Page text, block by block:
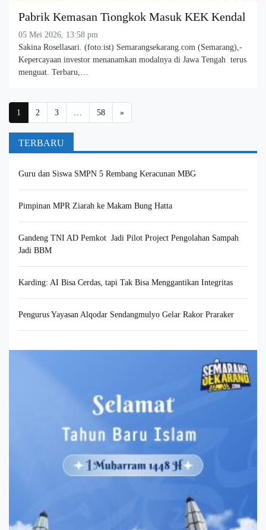
Pabrik Kemasan Tiongkok Masuk KEK Kendal
05 Mei 2026, 13:58 pm
Sakina Rosellasari. (foto:ist) Semarangsekarang.com (Semarang),-
Kepercayaan investor menanamkan modalnya di Jawa Tengah terus
menguat. Terbaru,…
Posts navigation
1 2 3 58 »
TERBARU
Guru dan Siswa SMPN 5 Rembang Keracunan MBG
Pimpinan MPR Ziarah ke Makam Bung Hatta
Gandeng TNI AD Pemkot Jadi Pilot Project Pengolahan Sampah
Jadi BBM
Karding: AI Bisa Cerdas, tapi Tak Bisa Menggantikan Integritas
Pengurus Yayasan Alqodar Sendangmulyo Gelar Rakor Praraker